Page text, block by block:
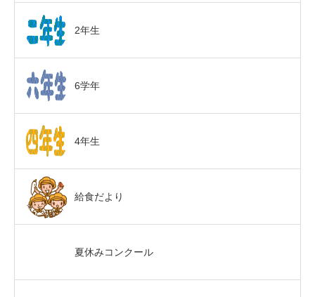
2年生
6学年
4年生
給食だより
夏休みコンクール